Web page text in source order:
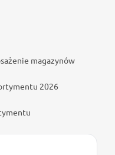
magazynów
2026